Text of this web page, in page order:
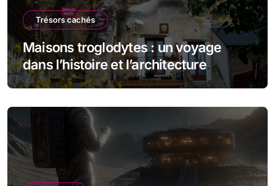
Trésors cachés
Maisons troglodytes : un voyage
dans l’histoire et l’architecture
souterraine